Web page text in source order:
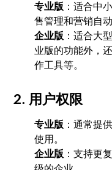
专业版 ：适合中
售管理和营销自
企业版 ：适合大
业版的功能外，
作工具等。
2. 用户权限
专业版 ：通常提
使用。
企业版 ：支持更